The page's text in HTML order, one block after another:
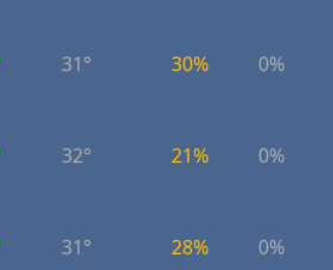
31° 30% 0%
32° 21% 0%
31° 28% 0%